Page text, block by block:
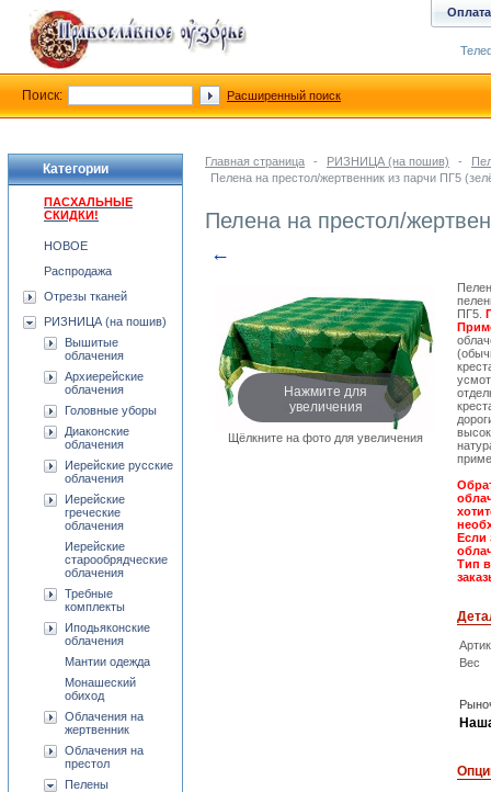
Главная страница - РИЗНИЦА (на пошив) -
Пелена на престол/жертвенник из парчи ПГ5
Пелена на престол/
←
Нажмите для
увеличения
Щёлкните на фото для увеличения
ПГ5.
Если
Тип
Вес
Категории
ПАСХАЛЬНЫЕ
СКИДКИ!
НОВОЕ
Распродажа
Отрезы тканей
РИЗНИЦА (на пошив)
Вышитые
облачения
Архиерейские
облачения
Головные уборы
Диаконские
облачения
Иерейские русские
облачения
Иерейские
греческие
облачения
Иерейские
старообрядческие
облачения
Требные
комплекты
Иподьяконские
облачения
Мантии одежда
Монашеский
обиход
Облачения на
жертвенник
Облачения на
престол
Пелены
Оплата
Поиск: Расширенный поиск